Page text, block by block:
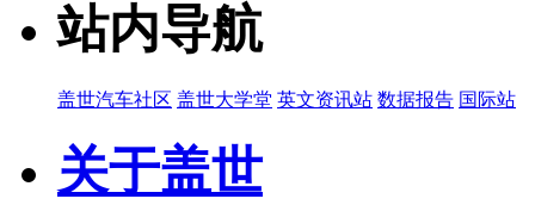
站内导航
盖世汽车社区 盖世大学堂 英文资讯站 数据报告 国际站
关于盖世